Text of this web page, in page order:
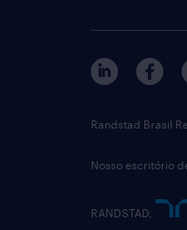
Randstad Brasil
Nosso escritório
RANDSTAD,